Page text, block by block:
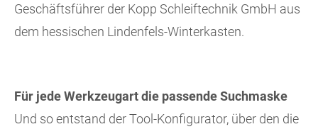
Geschäftsführer der Kopp Schleiftechnik GmbH aus
dem hessischen Lindenfels-Winterkasten.
Für jede Werkzeugart die passende Suchmaske
Und so entstand der Tool-Konfigurator, über den die